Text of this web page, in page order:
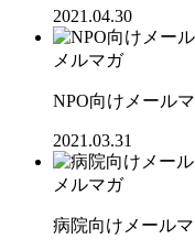
2021.04.30
メルマガ
NPO向けメール
2021.03.31
メルマガ
病院向けメール